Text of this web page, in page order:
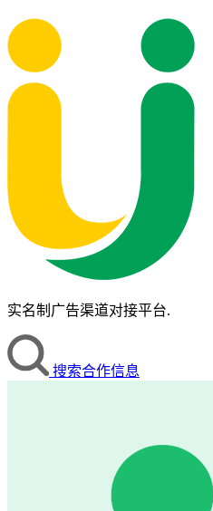
实名制广告渠道对接平台.
搜索合作信息